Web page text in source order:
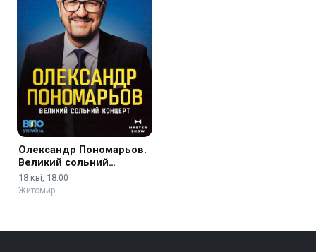
Олександр Пономарьов.
Великий сольний
концерт
18 кві, 18:00
Житомир